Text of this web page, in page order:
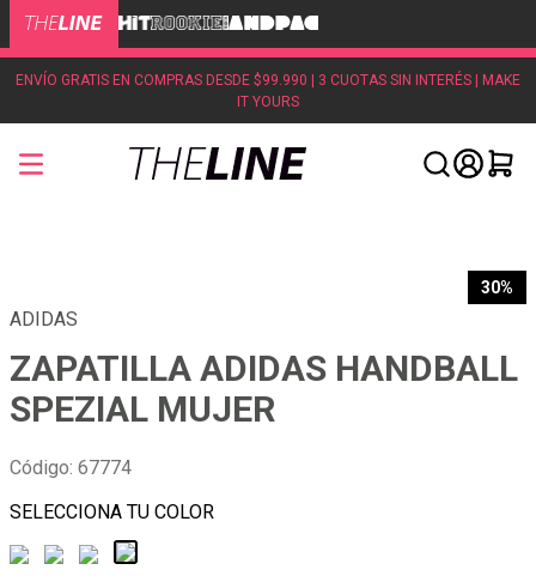
ENVÍO GRATIS EN COMPRAS DESDE $99.990 | 3 CUOTAS SIN INTERÉS | MAKE
IT YOURS
30%
ADIDAS
ZAPATILLA ADIDAS HANDBALL
SPEZIAL MUJER
Código: 67774